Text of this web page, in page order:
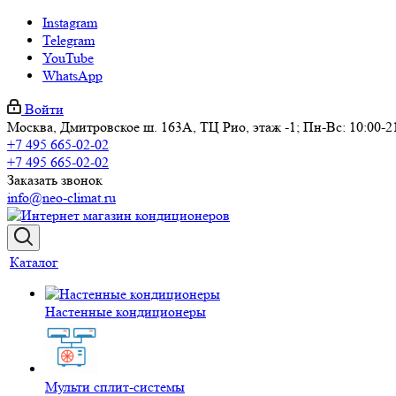
Instagram
Telegram
YouTube
WhatsApp
Войти
Москва, Дмитровское ш. 163А, ТЦ Рио, этаж -1; Пн-Вс: 10:00-
+7 495 665-02-02
+7 495 665-02-02
Заказать звонок
info@neo-climat.ru
Каталог
Настенные кондиционеры
Мульти сплит-системы